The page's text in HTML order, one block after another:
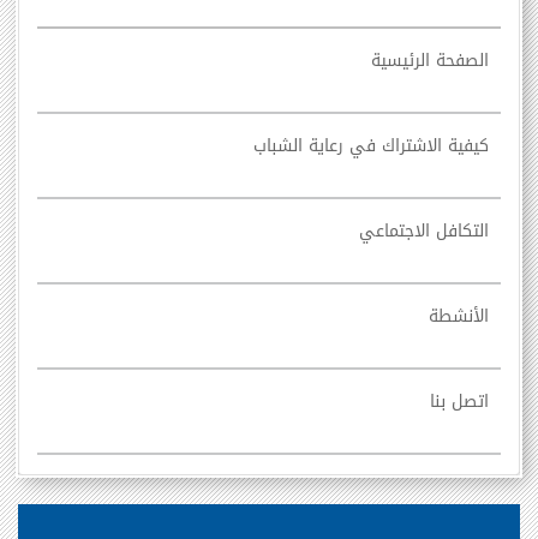
الصفحة الرئيسية
كيفية الاشتراك في رعاية الشباب
التكافل الاجتماعي
الأنشطة
اتصل بنا